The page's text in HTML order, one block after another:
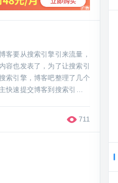
客要从搜索引擎引来流量，
容也发表了，为了让搜索引
索引擎，博客吧整理了几个
快速提交博客到搜索引擎。
711
广怎么样把博客打造成能留得住访